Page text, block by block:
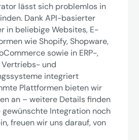
lässt sich problemlos in
Dank API-basierter
in beliebige Websites, E-
wie Shopify, Shopware,
sowie in ERP-,
und
integriert
Plattformen bieten wir
an – weitere Details finden
gewünschte Integration noch
freuen wir uns darauf, von